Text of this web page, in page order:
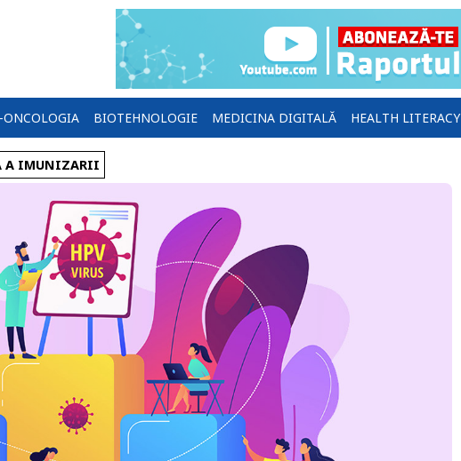
BIOTEHNOLOGIE MEDICINA DIGITALĂ HEALTH LITERACY
A IMUNIZARII